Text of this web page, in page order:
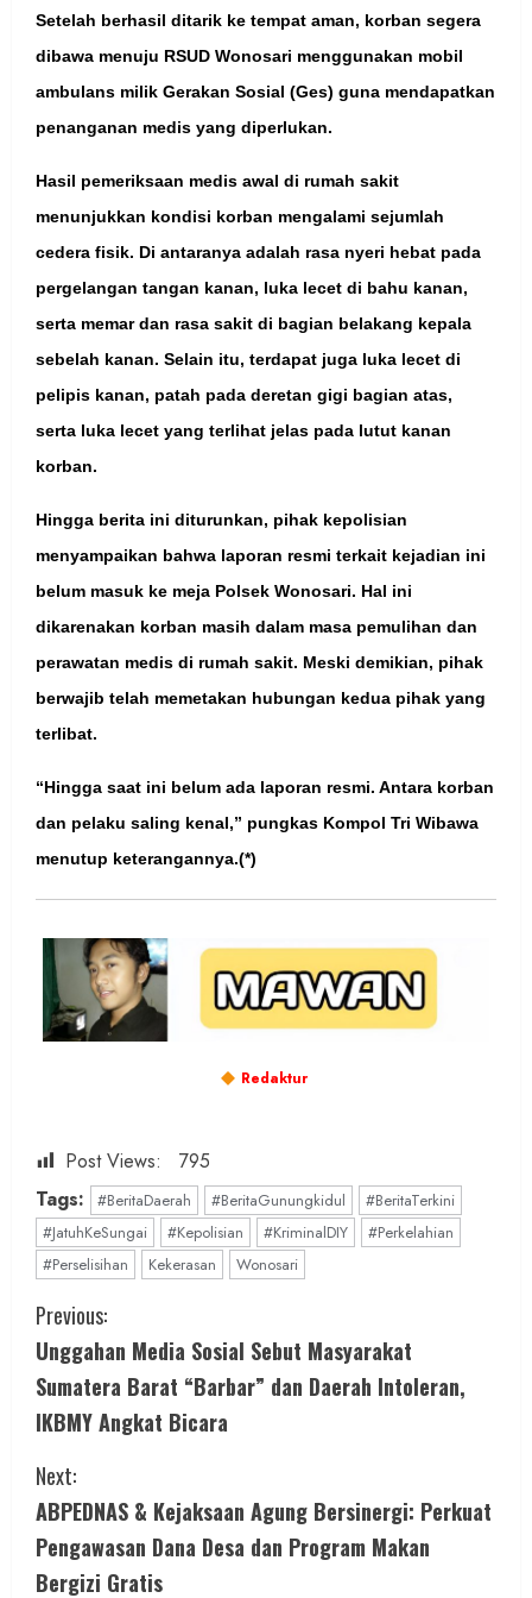
Setelah berhasil ditarik ke tempat aman, korban segera
dibawa menuju RSUD Wonosari menggunakan mobil
ambulans milik Gerakan Sosial (Ges) guna mendapatkan
penanganan medis yang diperlukan.
Hasil pemeriksaan medis awal di rumah sakit
menunjukkan kondisi korban mengalami sejumlah
cedera fisik. Di antaranya adalah rasa nyeri hebat pada
pergelangan tangan kanan, luka lecet di bahu kanan,
serta memar dan rasa sakit di bagian belakang kepala
sebelah kanan. Selain itu, terdapat juga luka lecet di
pelipis kanan, patah pada deretan gigi bagian atas,
serta luka lecet yang terlihat jelas pada lutut kanan
korban.
Hingga berita ini diturunkan, pihak kepolisian
menyampaikan bahwa laporan resmi terkait kejadian ini
belum masuk ke meja Polsek Wonosari. Hal ini
dikarenakan korban masih dalam masa pemulihan dan
perawatan medis di rumah sakit. Meski demikian, pihak
berwajib telah memetakan hubungan kedua pihak yang
terlibat.
“Hingga saat ini belum ada laporan resmi. Antara korban
dan pelaku saling kenal,” pungkas Kompol Tri Wibawa
menutup keterangannya.(*)
Redaktur
Post Views:
795
Tags:
#BeritaDaerah #BeritaGunungkidul
#BeritaTerkini
#JatuhKeSungai
#Kepolisian #KriminalDIY
#Perkelahian
#Perselisihan
Kekerasan Wonosari
C
o
n
t
i
n
Previous:
Unggahan Media Sosial Sebut Masyarakat
Sumatera Barat “Barbar” dan Daerah Intoleran,
IKBMY Angkat Bicara
Next:
ABPEDNAS & Kejaksaan Agung Bersinergi: Perkuat
Pengawasan Dana Desa dan Program Makan
Bergizi Gratis